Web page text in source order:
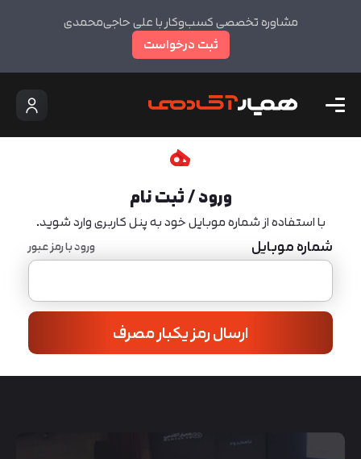
مشاوره تخصصی کسب‌وکار با علی حاجی‌محمدی
ثبت درخواست
ورود / ثبت نام
با استفاده از شماره موبایل خود به پنل کاربری وارد شوید.
شماره موبایل ورود با رمز عبور
ارسال رمز یکبار مصرف